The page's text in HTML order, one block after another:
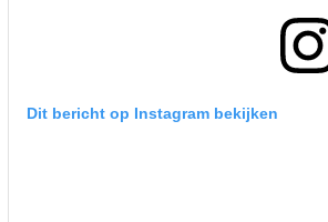
Dit bericht op Instagram bekijken